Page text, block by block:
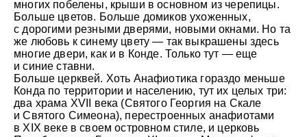
многих побелены, крыши в основном из черепицы.
Больше цветов. Больше домиков ухоженных,
с дорогими резными дверями, новыми окнами. Но та
же любовь к синему цвету — так выкрашены здесь
многие двери, как и в Конде. Только тут — еще
и синие ставни.
Больше церквей. Хоть Анафиотика гораздо меньше
Конда по территории и населению, тут их целых три:
два храма XVII века (Святого Георгия на Скале
и Святого Симеона), перестроенных анафиотами
в XIX веке в своем островном стиле, и церковь